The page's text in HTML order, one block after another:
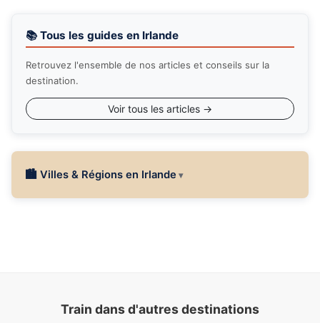
📚 Tous les guides en Irlande
Retrouvez l'ensemble de nos articles et conseils sur la
destination.
Voir tous les articles →
🏙 Villes & Régions en Irlande
Train dans d'autres destinations